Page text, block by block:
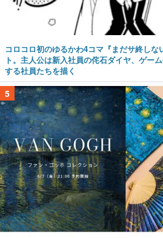
コロコロ初のゆるかわ4コマ『まだサ終し
ト。主人公は新入社員の侘石ダイヤ、ゲー
する社員たちを描く
5